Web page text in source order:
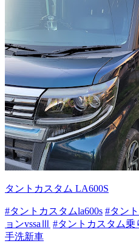
タントカスタム LA600S
#タントカスタムla600s #タン
ョンvssaⅢ #タントカスタム乗
手洗新車